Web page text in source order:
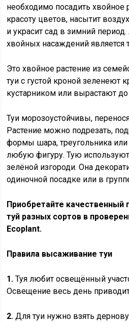
необходимо посадить хвойное
красоту цветов, насытит
и украсит сад в зимний
хвойных насаждений является
Это хвойное растение из
туи с густой кроной зеленеют
кустарником или вырастают
Туи морозоустойчивы,
Растение можно подрезать,
формы шара, треугольника или
любую фигуру. Тую
зелёной изгороди. Она
одиночной посадке или в
Приобретайте качественный
туй разных сортов в
Ecoplant.
Правила высаживание туи
1. Туя любит освещённый
Освещение весь день приводит
2. Для туи нужно взять